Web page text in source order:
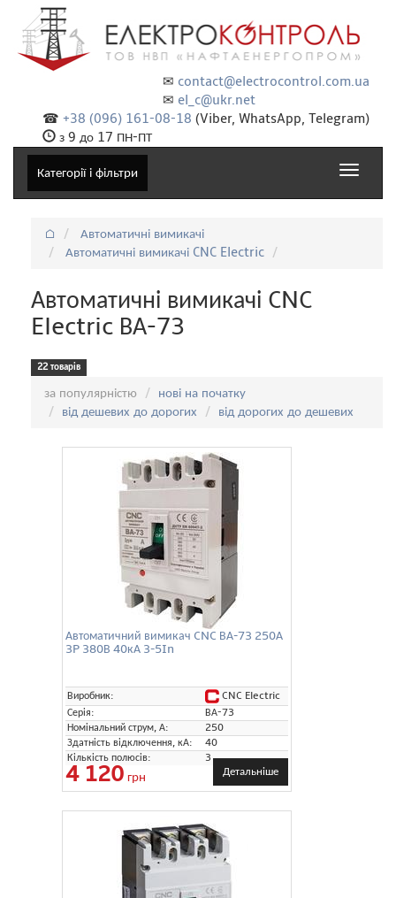
✉ contact@electrocontrol.com.ua
✉ el_c@ukr.net
☎ +38 (096) 161-08-18 (Viber, WhatsApp, Telegram)
з 9 до 17 ПН-ПТ
Категорії і фільтри
Toggle
⌂
Автоматичні вимикачі
Автоматичні вимикачі CNC Electric
Автоматичні вимикачі CNC
Electric ВА-73
22 товарів
за популярністю
нові на початку
від дешевих до дорогих
від дорогих до дешевих
Автоматичний вимикач CNC ВА-73 250А
3P 380В 40кА 3-5In
Виробник:
CNC Electric
Серія:
ВА-73
Номінальний струм, А:
250
Здатність відключення, кА:
40
Кількість полюсів:
3
4 120 грн Детальніше